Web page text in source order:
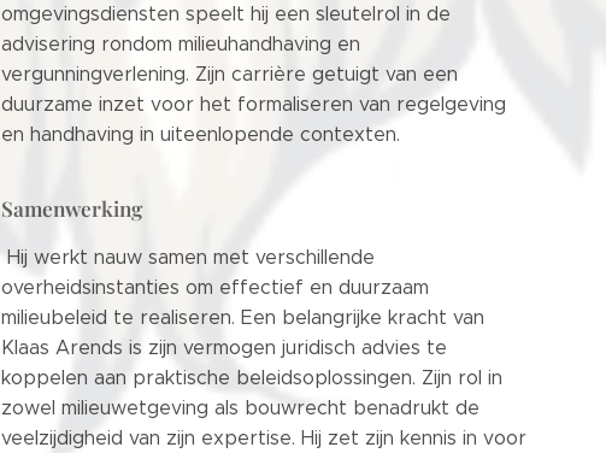
omgevingsdiensten speelt hij een sleutelrol in de
advisering rondom milieuhandhaving en
vergunningverlening. Zijn carrière getuigt van een
duurzame inzet voor het formaliseren van regelgeving
en handhaving in uiteenlopende contexten.
Samenwerking
Hij werkt nauw samen met verschillende
overheidsinstanties om effectief en duurzaam
milieubeleid te realiseren. Een belangrijke kracht van
Klaas Arends is zijn vermogen juridisch advies te
koppelen aan praktische beleidsoplossingen. Zijn rol in
zowel milieuwetgeving als bouwrecht benadrukt de
veelzijdigheid van zijn expertise. Hij zet zijn kennis in voor